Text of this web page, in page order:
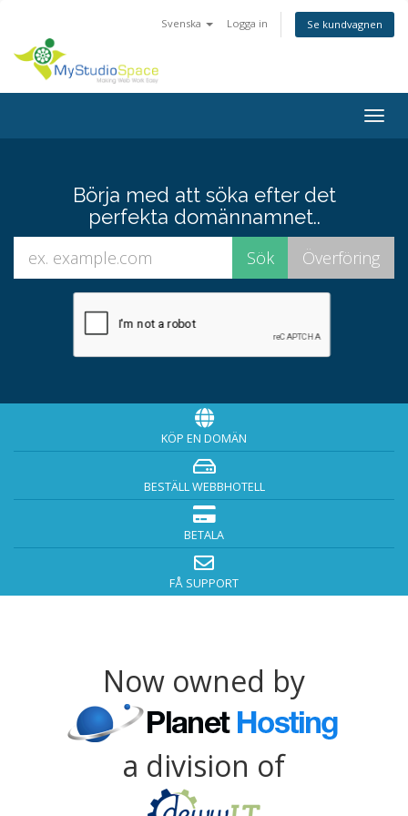
Svenska Logga in Se kundvagnen
Börja med att söka efter det
perfekta domännamnet..
KÖP EN DOMÄN
BESTÄLL WEBBHOTELL
BETALA
FÅ SUPPORT
Now owned by
a division of